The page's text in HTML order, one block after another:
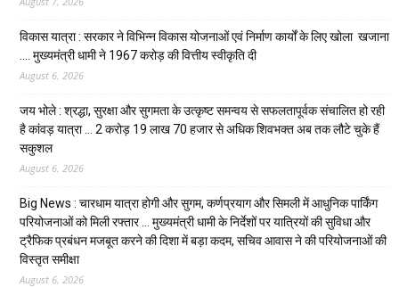
विकास यात्रा : सरकार ने विभिन्न विकास योजनाओं एवं निर्माण कार्यों के लिए खोला खजाना
…. मुख्यमंत्री धामी ने ₹1967 करोड़ की वित्तीय स्वीकृति दी
August 6, 2026
जय भोले : श्रद्धा, सुरक्षा और सुगमता के उत्कृष्ट समन्वय से सफलतापूर्वक संचालित हो रही
है कांवड़ यात्रा … 2 करोड़ 19 लाख 70 हजार से अधिक शिवभक्त अब तक लौटे चुके हैं
सकुशल
August 6, 2026
Big News : चारधाम यात्रा होगी और सुगम, कर्णप्रयाग और सिमली में आधुनिक पार्किंग
परियोजनाओं को मिली रफ्तार … मुख्यमंत्री धामी के निर्देशों पर यात्रियों की सुविधा और
ट्रैफिक प्रबंधन मजबूत करने की दिशा में बड़ा कदम, सचिव आवास ने की परियोजनाओं की
विस्तृत समीक्षा
August 6, 2026